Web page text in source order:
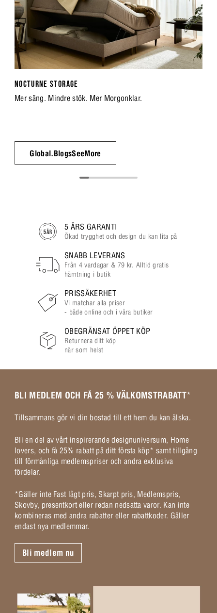
NOCTURNE STORAGE
Mer säng. Mindre stök. Mer Morgonklar.
Global.BlogsSeeMore
5 ÅRS GARANTI
Ökad trygghet och design du kan lita på
SNABB LEVERANS
Från 4 vardagar & 79 kr. Alltid gratis
hämtning i butik
PRISSÄKERHET
Vi matchar alla priser
- både online och i våra butiker
OBEGRÄNSAT ÖPPET KÖP
Returnera ditt köp
när som helst
BLI MEDLEM OCH FÅ 25 % VÄLKOMSTRABATT*
Tillsammans gör vi din bostad till ett hem du kan älska.
Bli en del av vårt inspirerande designuniversum, Home
lovers, och få 25% rabatt på ditt första köp* samt tillgång
till förmånliga medlemspriser och andra exklusiva
fördelar.
*Gäller inte Fast lågt pris, Skarpt pris, Medlemspris,
Skovby, presentkort eller redan nedsatta varor. Kan inte
kombineras med andra rabatter eller rabattkoder. Gäller
endast nya medlemmar.
Bli medlem nu